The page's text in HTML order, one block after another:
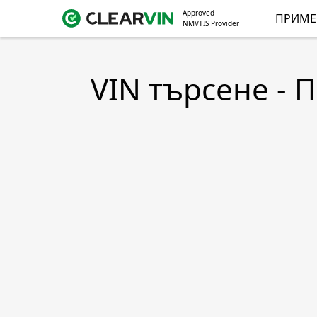
Approved
NMVTIS Provider
VIN търсене -